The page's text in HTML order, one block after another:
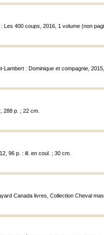
: Les 400 coups, 2016, 1 volume (non
Lambert : Dominique et compagnie,
288 p. ; 22 cm.
96 p. : ill. en coul. ; 30 cm.
Canada livres, Collection Cheval